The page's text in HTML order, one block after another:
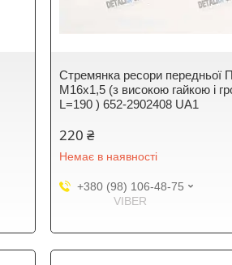
Стремянка ресори передньої
М16х1,5 (з високою гайкою і
L=190 ) 652-2902408 UA1
220 ₴
Немає в наявності
+380 (98) 106-48-75
VIBER